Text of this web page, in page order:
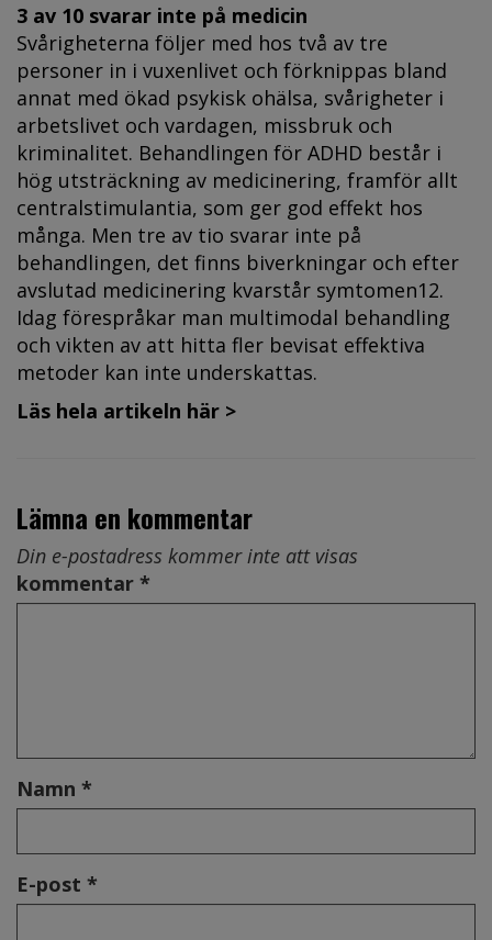
3 av 10 svarar inte på medicin
Svårigheterna följer med hos två av tre
personer in i vuxenlivet och förknippas bland
annat med ökad psykisk ohälsa, svårigheter i
arbetslivet och vardagen, missbruk och
kriminalitet. Behandlingen för ADHD består i
hög utsträckning av medicinering, framför allt
centralstimulantia, som ger god effekt hos
många. Men tre av tio svarar inte på
behandlingen, det finns biverkningar och efter
avslutad medicinering kvarstår symtomen12.
Idag förespråkar man multimodal behandling
och vikten av att hitta fler bevisat effektiva
metoder kan inte underskattas.
Läs hela artikeln här >
Lämna en kommentar
Din e-postadress kommer inte att visas
kommentar *
Namn *
E-post *